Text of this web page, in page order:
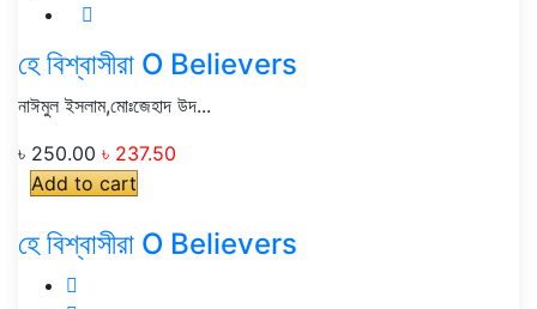
হে বিশ্বাসীরা O Believers
নাঈমুল ইসলাম,মোঃজেহাদ উদ...
৳ 250.00 ৳ 237.50
Add to cart
হে বিশ্বাসীরা O Believers